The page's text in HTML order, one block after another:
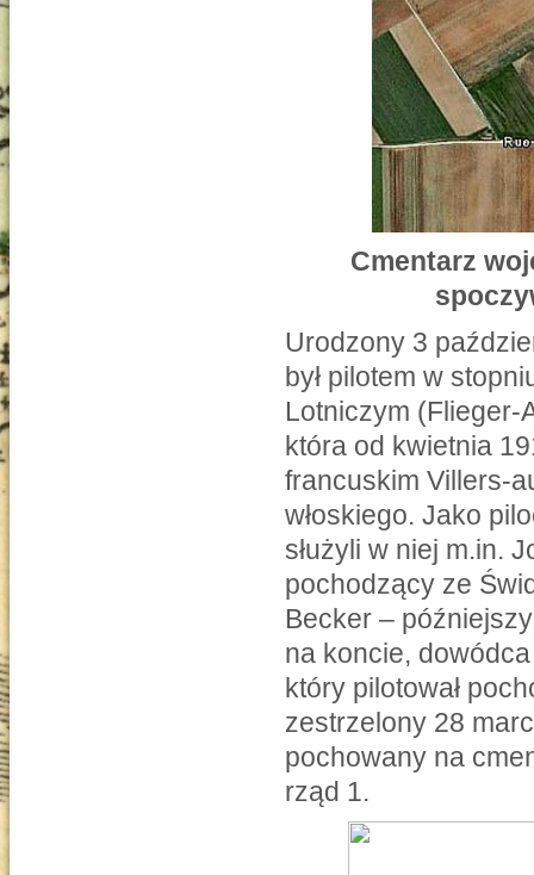
Cmentarz
Urodzony 3
był pilotem w
Lotniczym (Flieger-
która od kwietnia
francuskim Villers-
włoskiego. Jako
służyli w niej m.in.
pochodzący ze
Becker –
na koncie,
który pilotował
zestrzelony 28
pochowany na
rząd 1.